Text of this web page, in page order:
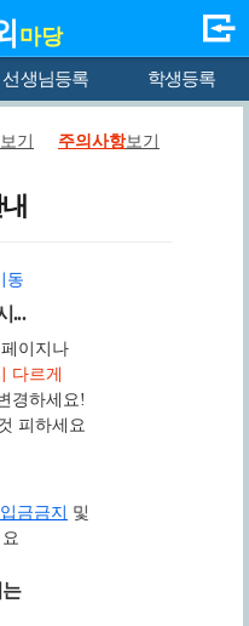
마당
선생님등록 학생등록
보기 주의사항보기
동
...
이지나
다르게
경하세요!
피하세요
입금금지
및
는